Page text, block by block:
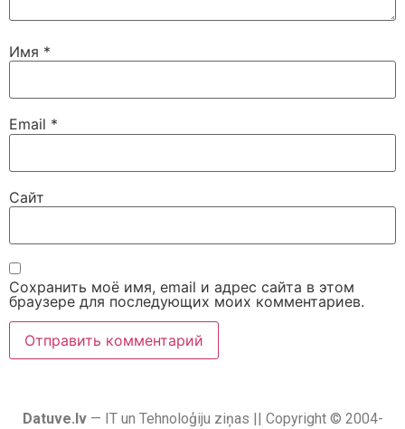
Имя *
Email *
Сайт
Сохранить моё имя, email и адрес сайта в этом
браузере для последующих моих комментариев.
Datuve.lv— IT un Tehnoloģiju ziņas || Copyright © 2004-